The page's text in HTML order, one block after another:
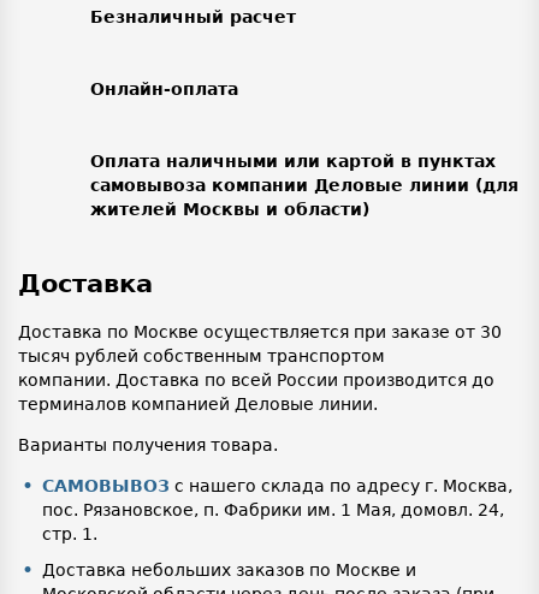
Безналичный расчет
Онлайн-оплата
Оплата наличными или картой в пунктах
самовывоза компании Деловые линии (для
жителей Москвы и области)
Доставка
Доставка по Москве осуществляется при заказе от 30
тысяч рублей собственным транспортом
компании. Доставка по всей России производится до
терминалов компанией Деловые линии.
Варианты получения товара.
САМОВЫВОЗ с нашего склада по адресу г. Москва,
пос. Рязановское, п. Фабрики им. 1 Мая, домовл. 24,
стр. 1.
Доставка небольших заказов по Москве и